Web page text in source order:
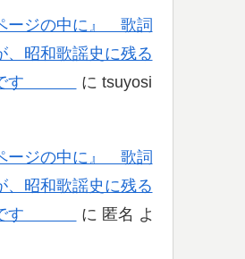
ージの中に』 歌詞
、昭和歌謡史に残る
曲です
に tsuyosi
ージの中に』 歌詞
、昭和歌謡史に残る
曲です
に 匿名 よ